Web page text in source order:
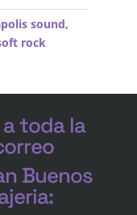
sound,
rock
a toda la
Buenos